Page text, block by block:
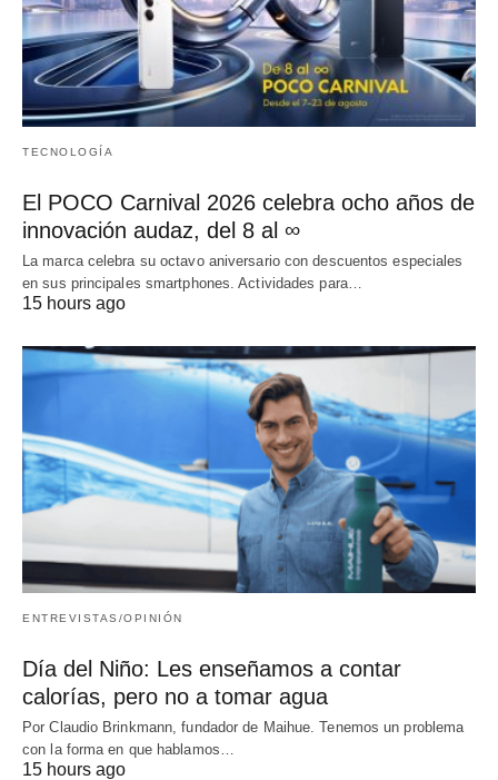
TECNOLOGÍA
El POCO Carnival 2026 celebra ocho años de
innovación audaz, del 8 al ∞
La marca celebra su octavo aniversario con descuentos especiales
en sus principales smartphones. Actividades para…
15 hours ago
ENTREVISTAS/OPINIÓN
Día del Niño: Les enseñamos a contar
calorías, pero no a tomar agua
Por Claudio Brinkmann, fundador de Maihue. Tenemos un problema
con la forma en que hablamos…
15 hours ago